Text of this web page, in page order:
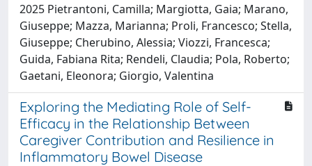
2025 Pietrantoni, Camilla; Margiotta, Gaia; Marano,
Giuseppe; Mazza, Marianna; Proli, Francesco; Stella,
Giuseppe; Cherubino, Alessia; Viozzi, Francesca;
Guida, Fabiana Rita; Rendeli, Claudia; Pola, Roberto;
Gaetani, Eleonora; Giorgio, Valentina
Exploring the Mediating Role of Self-
Efficacy in the Relationship Between
Caregiver Contribution and Resilience in
Inflammatory Bowel Disease